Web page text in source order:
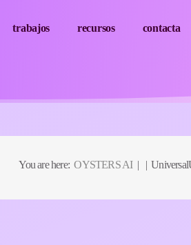
trabajos recursos contacta
You are here:OYSTERS AI| |